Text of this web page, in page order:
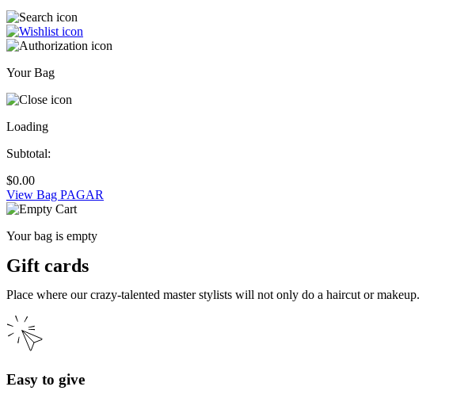
Your Bag
Loading
Subtotal:
$0.00
View Bag PAGAR
Your bag is empty
Gift cards
Place where our crazy-talented master stylists will not only do a haircut or makeup.
Easy to give